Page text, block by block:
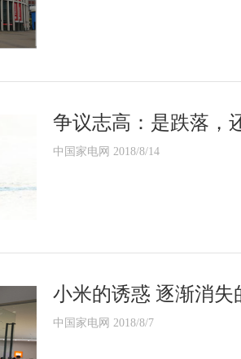
争议志高：是跌落，
中国家电网 2018/8/14
小米的诱惑 逐渐消失
中国家电网 2018/8/7